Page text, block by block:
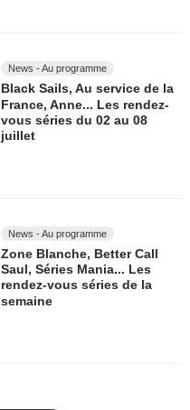
News - Au programme
Black Sails, Au service de la
France, Anne... Les rendez-
vous séries du 02 au 08
juillet
News - Au programme
Zone Blanche, Better Call
Saul, Séries Mania... Les
rendez-vous séries de la
semaine